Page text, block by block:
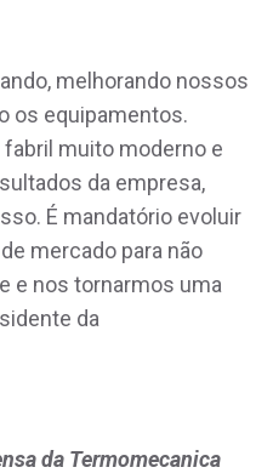
melhorando nossos
os equipamentos.
muito moderno e
da empresa,
É mandatório evoluir
mercado para não
e nos tornarmos uma
da
da Termomecanica